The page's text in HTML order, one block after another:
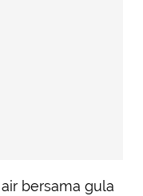
bersama gula